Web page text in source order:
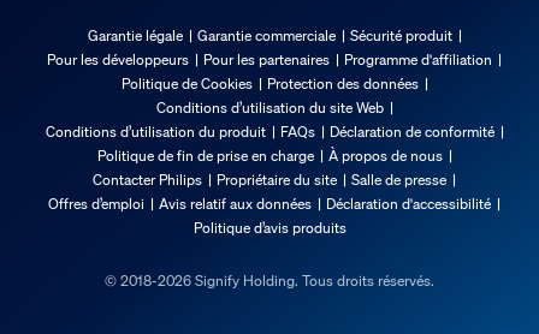
Hauteur
14 cm
17,6 cm
Largeur
21,9 cm
Garantie légale Garantie commerciale
Sécurité produit
Pour les développeurs
Pour les partenaires
Programme d'affiliation
Politique de Cookies
Protection des données
Conditions d’utilisation du site Web
Conditions d’utilisation du produit
FAQs
Déclaration de conformité
Politique de fin de prise en charge
À propos de nous
Contacter Philips
Propriétaire du site
Salle de presse
Offres d’emploi
Avis relatif aux données
Déclaration d'accessibilité
Politique d’avis produits
© 2018-2026 Signify Holding. Tous droits réservés.